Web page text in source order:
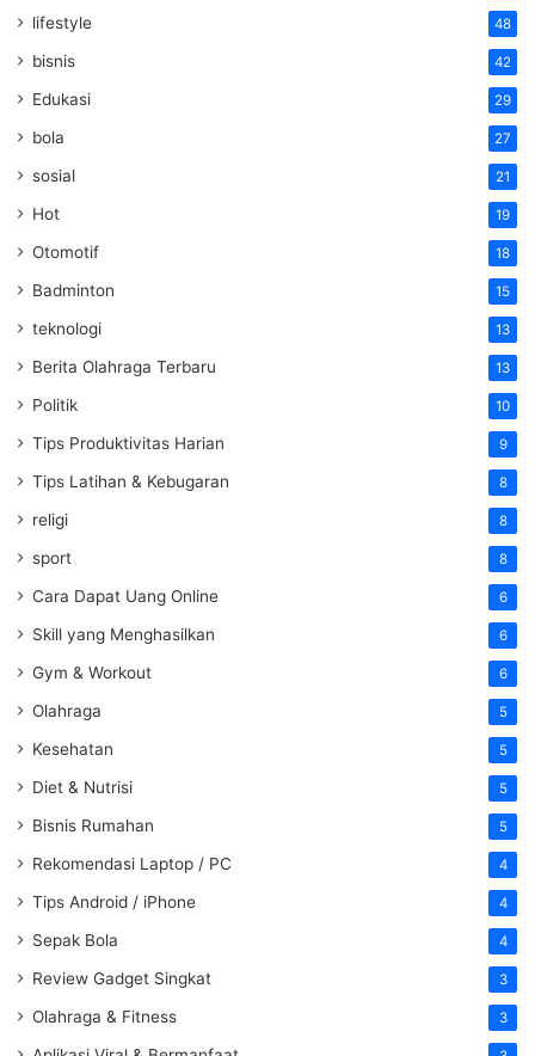
lifestyle 48
bisnis 42
Edukasi 29
bola 27
sosial 21
Hot 19
Otomotif 18
Badminton 15
teknologi 13
Berita Olahraga Terbaru 13
Politik 10
Tips Produktivitas Harian 9
Tips Latihan & Kebugaran 8
religi 8
sport 8
Cara Dapat Uang Online 6
Skill yang Menghasilkan 6
Gym & Workout 6
Olahraga 5
Kesehatan 5
Diet & Nutrisi 5
Bisnis Rumahan 5
Rekomendasi Laptop / PC 4
Tips Android / iPhone 4
Sepak Bola 4
Review Gadget Singkat 3
Olahraga & Fitness 3